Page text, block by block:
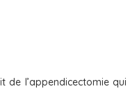
de l’appendicectomie qui